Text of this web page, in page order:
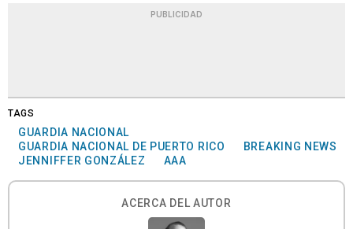
PUBLICIDAD
TAGS
GUARDIA NACIONAL
GUARDIA NACIONAL DE PUERTO RICO
BREAKING NEWS
JENNIFFER GONZÁLEZ
AAA
ACERCA DEL AUTOR